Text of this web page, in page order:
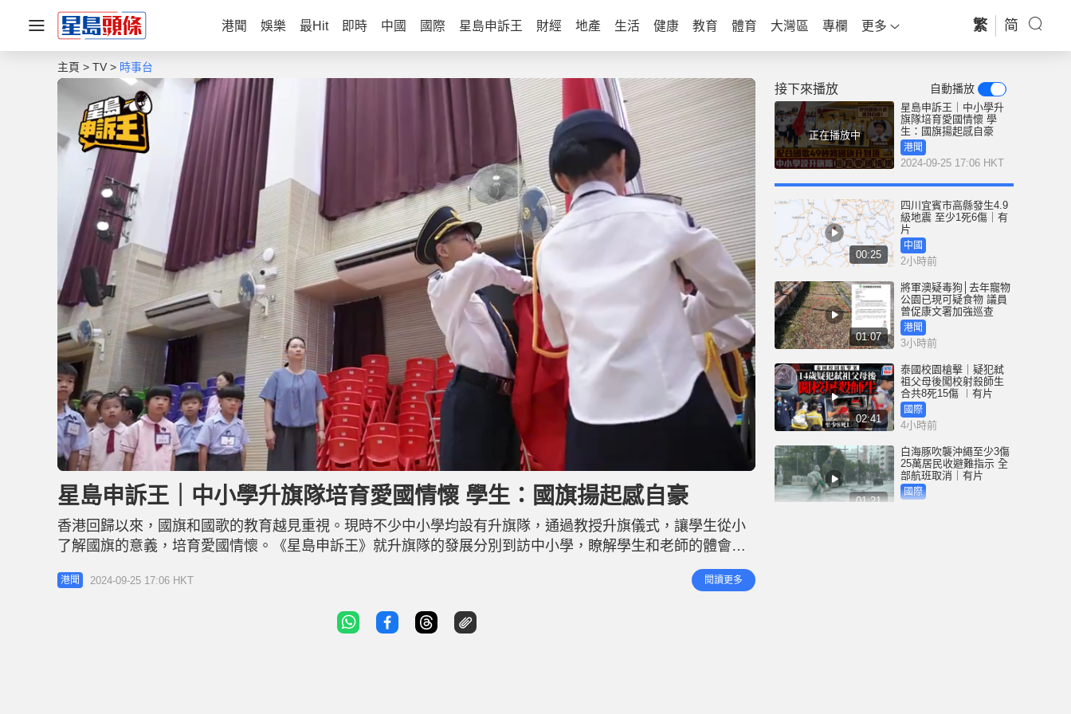
港聞 娛樂 最Hit 即時 中國 國際 星島申訴王 財經 地產 生活 健康 教育 體育 大灣區 專欄 更多 繁 简
主頁 TV 時事台
U
n
u
t
e
o
d
e
d
0
%
星島申訴王｜中小學升旗隊培育愛國情懷 學生：國旗揚起感自豪
香港回歸以來，國旗和國歌的教育越見重視。現時不少中小學均設有升旗隊，通過教授升旗儀式，讓學生從小
了解國旗的意義，培育愛國情懷。《星島申訴王》就升旗隊的發展分別到訪中小學，瞭解學生和老師的體會。
黃楚標學校升旗隊成立22年 從小學到中學薪火相傳 香港教育工作者聯會黃楚標學校是本港首間成立升旗隊的學
校，於2002年首次在小學建立升旗隊，隨後延伸至中學。 學校現屆升旗隊隊長黃致滔表示，加入升旗隊感到非
港聞 2024-09-25 17:06 HKT 閱讀更多
接下來播放 自動播放
正在播放中
星島申訴王｜中小學升
旗隊培育愛國情懷 學
生：國旗揚起感自豪
港聞
2024-09-25 17:06 HKT
00:25
四川宜賓市高縣發生4.9
級地震 至少1死6傷｜有
片
中國
2小時前
01:07
將軍澳疑毒狗│去年寵物
公園已現可疑食物 議員
曾促康文署加強巡查
港聞
3小時前
02:41
泰國校園槍擊｜疑犯弒
祖父母後闖校射殺師生
合共8死15傷 ︱有片
國際
4小時前
01:21
白海豚吹襲沖繩至少3傷
25萬居民收避難指示 全
部航班取消｜有片
國際